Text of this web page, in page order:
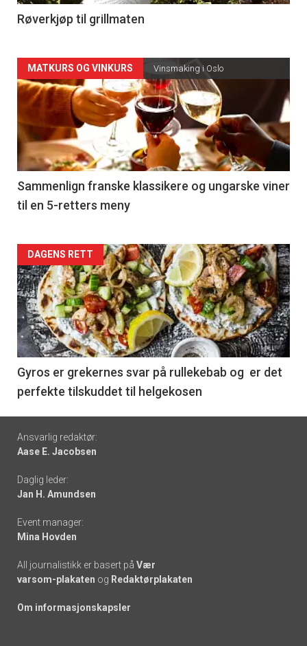
4
Røverkjøp til grillmaten
Forsiden
akkurat
nå
-
5
MATKURS OG VINKURS Vinsmaking i Oslo
Sammenlign franske klassikere og ungarske viner
til en 5-retters meny
Forsiden
akkurat
nå
-
6
DAGENS RETT
Gyros er grekernes svar på rullekebab og er det
perfekte tilskuddet til helgekosen
Footer
-
links
Ansvarlig redaktør:
Aase E. Jacobsen
Daglig leder:
Jan H. Amundsen
Event manager:
Mina Hovden
All journalistikk er basert på Vær
varsom-plakaten og Redaktørplakaten
Om informasjonskapsler